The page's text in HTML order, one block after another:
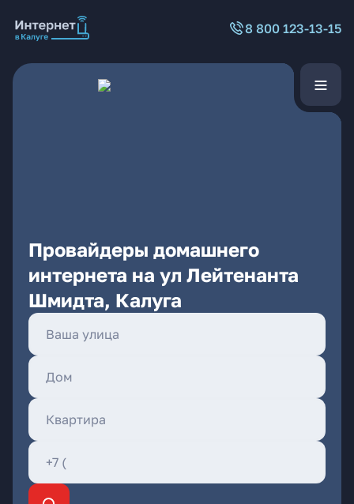
8 800 123-13-15
Провайдеры домашнего
интернета на ул Лейтенанта
Шмидта, Калуга